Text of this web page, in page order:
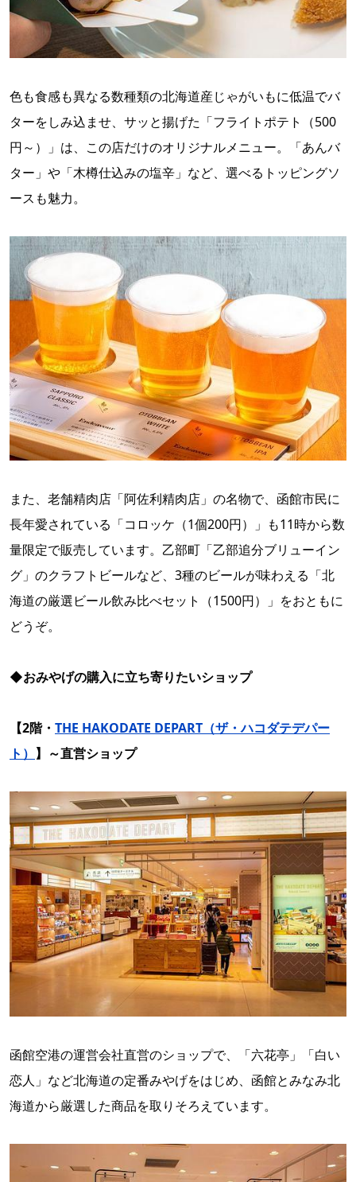
色も食感も異なる数種類の北海道産じゃがいもに低温でバ
ターをしみ込ませ、サッと揚げた「フライトポテト（500
円～）」は、この店だけのオリジナルメニュー。「あんバ
ター」や「木樽仕込みの塩辛」など、選べるトッピングソ
ースも魅力。
また、老舗精肉店「阿佐利精肉店」の名物で、函館市民に
長年愛されている「コロッケ（1個200円）」も11時から数
量限定で販売しています。乙部町「乙部追分ブリューイン
グ」のクラフトビールなど、3種のビールが味わえる「北
海道の厳選ビール飲み比べセット（1500円）」をおともに
どうぞ。
◆おみやげの購入に立ち寄りたいショップ
【2階・ THE HAKODATE DEPART（ザ・ハコダテデパー
ト） 】～直営ショップ
函館空港の運営会社直営のショップで、「六花亭」「白い
恋人」など北海道の定番みやげをはじめ、函館とみなみ北
海道から厳選した商品を取りそろえています。